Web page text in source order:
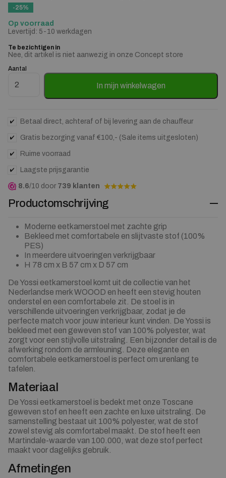
-25%
Op voorraad
Levertijd: 5-10 werkdagen
Te bezichtigen in
Nee, dit artikel is niet aanwezig in onze Concept store
Aantal
Eetkamerstoel Yossi met Bruin houten onderstel - Zand aantal
In mijn winkelwagen
Betaal direct, achteraf of bij levering aan de chauffeur
Gratis bezorging vanaf €100,- (Sale items uitgesloten)
Ruime voorraad
Laagste prijsgarantie
8.6/10 door 739 klanten
Productomschrijving
Moderne eetkamerstoel met zachte grip
Bekleed met comfortabele en slijtvaste stof (100%
PES)
In meerdere uitvoeringen verkrijgbaar
H 78 cm x B 57 cm x D 57 cm
De Yossi eetkamerstoel komt uit de collectie van het
Nederlandse merk WOOOD en heeft een stevig houten
onderstel en een comfortabele zit. De stoel is in
verschillende uitvoeringen verkrijgbaar, zodat je de
perfecte match voor jouw interieur kunt vinden. De Yossi is
bekleed met een geweven stof van 100% polyester, wat
zorgt voor een stijlvolle uitstraling. Een bijzonder detail is de
afwerking rondom de armleuning. Deze elegante en
comfortabele eetkamerstoel is perfect om urenlang te
tafelen.
Materiaal
De Yossi eetkamerstoel is bedekt met onze Toscane
geweven stof en heeft een zachte en luxe uitstraling. De
samenstelling bestaat uit 100% polyester, wat de stof
zowel stevig als comfortabel maakt. De stof heeft een
Martindale-waarde van 100.000, wat deze stof perfect
maakt voor dagelijks gebruik.
Afmetingen